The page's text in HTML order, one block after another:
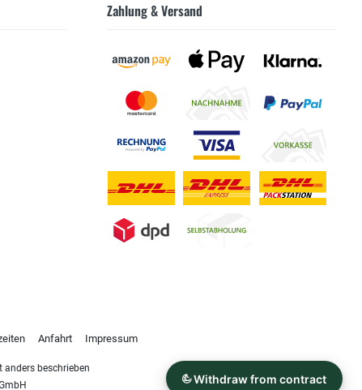
Zahlung & Versand
Anfahrt Impressum
beschrieben